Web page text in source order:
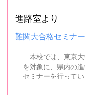
進路室より
難関大合格セミナ
本校では、東京
を対象に、県内の
セミナーを行って